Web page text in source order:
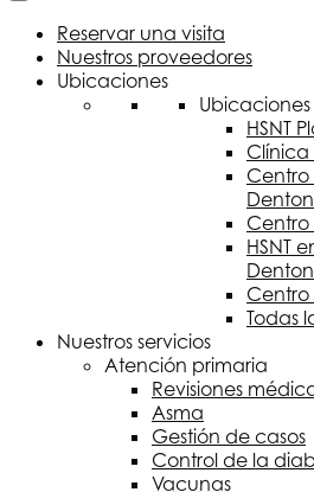
Reservar una visita
Nuestros proveedores
Ubicaciones
Ubicaciones
HSNT
Centro
Denton
Centro
HSNT
Denton
Todas
Nuestros servicios
Atención primaria
Revisiones
Asma
Gestión de casos
Control de la
Vacunas